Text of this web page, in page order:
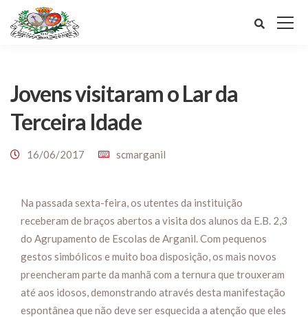
Jovens visitaram o Lar da
Terceira Idade
16/06/2017 scmarganil
Na passada sexta-feira, os utentes da instituição
receberam de braços abertos a visita dos alunos da E.B. 2,3
do Agrupamento de Escolas de Arganil. Com pequenos
gestos simbólicos e muito boa disposição, os mais novos
preencheram parte da manhã com a ternura que trouxeram
até aos idosos, demonstrando através desta manifestação
espontânea que não deve ser esquecida a atenção que eles